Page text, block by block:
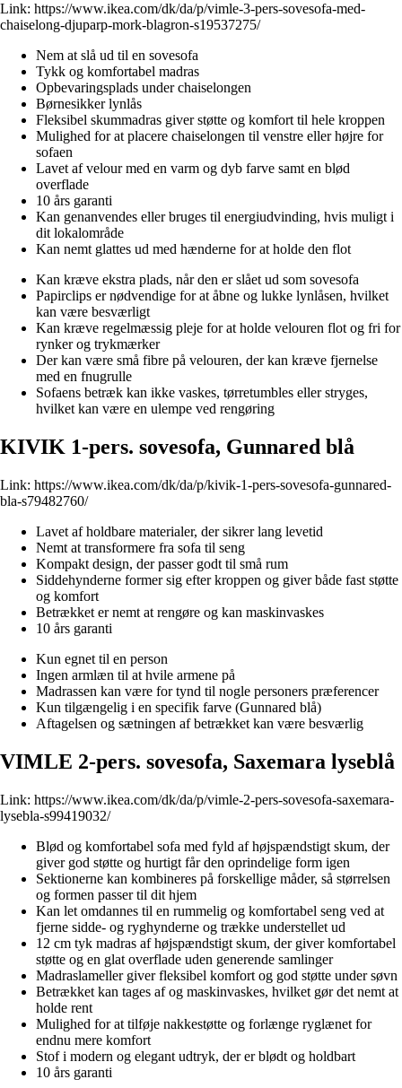
Link: https://www.ikea.com/dk/da/p/vimle-3-pers-sovesofa-med-
chaiselong-djuparp-mork-blagron-s19537275/
Nem at slå ud til en sovesofa
Tykk og komfortabel madras
Opbevaringsplads under chaiselongen
Børnesikker lynlås
Fleksibel skummadras giver støtte og komfort til hele kroppen
Mulighed for at placere chaiselongen til venstre eller højre for
sofaen
Lavet af velour med en varm og dyb farve samt en blød
overflade
10 års garanti
Kan genanvendes eller bruges til energiudvinding, hvis muligt i
dit lokalområde
Kan nemt glattes ud med hænderne for at holde den flot
Kan kræve ekstra plads, når den er slået ud som sovesofa
Papirclips er nødvendige for at åbne og lukke lynlåsen, hvilket
kan være besværligt
Kan kræve regelmæssig pleje for at holde velouren flot og fri for
rynker og trykmærker
Der kan være små fibre på velouren, der kan kræve fjernelse
med en fnugrulle
Sofaens betræk kan ikke vaskes, tørretumbles eller stryges,
hvilket kan være en ulempe ved rengøring
KIVIK 1-pers. sovesofa, Gunnared blå
Link: https://www.ikea.com/dk/da/p/kivik-1-pers-sovesofa-gunnared-
bla-s79482760/
Lavet af holdbare materialer, der sikrer lang levetid
Nemt at transformere fra sofa til seng
Kompakt design, der passer godt til små rum
Siddehynderne former sig efter kroppen og giver både fast støtte
og komfort
Betrækket er nemt at rengøre og kan maskinvaskes
10 års garanti
Kun egnet til en person
Ingen armlæn til at hvile armene på
Madrassen kan være for tynd til nogle personers præferencer
Kun tilgængelig i en specifik farve (Gunnared blå)
Aftagelsen og sætningen af betrækket kan være besværlig
VIMLE 2-pers. sovesofa, Saxemara lyseblå
Link: https://www.ikea.com/dk/da/p/vimle-2-pers-sovesofa-saxemara-
lysebla-s99419032/
Blød og komfortabel sofa med fyld af højspændstigt skum, der
giver god støtte og hurtigt får den oprindelige form igen
Sektionerne kan kombineres på forskellige måder, så størrelsen
og formen passer til dit hjem
Kan let omdannes til en rummelig og komfortabel seng ved at
fjerne sidde- og ryghynderne og trække understellet ud
12 cm tyk madras af højspændstigt skum, der giver komfortabel
støtte og en glat overflade uden generende samlinger
Madraslameller giver fleksibel komfort og god støtte under søvn
Betrækket kan tages af og maskinvaskes, hvilket gør det nemt at
holde rent
Mulighed for at tilføje nakkestøtte og forlænge ryglænet for
endnu mere komfort
Stof i modern og elegant udtryk, der er blødt og holdbart
10 års garanti